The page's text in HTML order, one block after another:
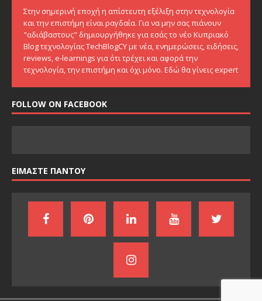
Στην σημερινή εποχή η απίστευτη εξέλιξη στην τεχνολογία
και την επιστήμη είναι ραγδαία. Για να μην σας πιάνουν
"αδιάβαστους" δημιουργήθηκε για εσάς το νέο Κυπριακό
Blog τεχνολογίας TechBlogCY με νέα, ενημερώσεις, ειδήσεις,
reviews, e-learnings για ότι τρέχει και αφορά την
τεχνολογία, την επιστήμη και όχι μόνο. Εδώ θα γίνεις expert
FOLLOW ON FACEBOOK
ΕΙΜΑΣΤΕ ΠΑΝΤΟΥ